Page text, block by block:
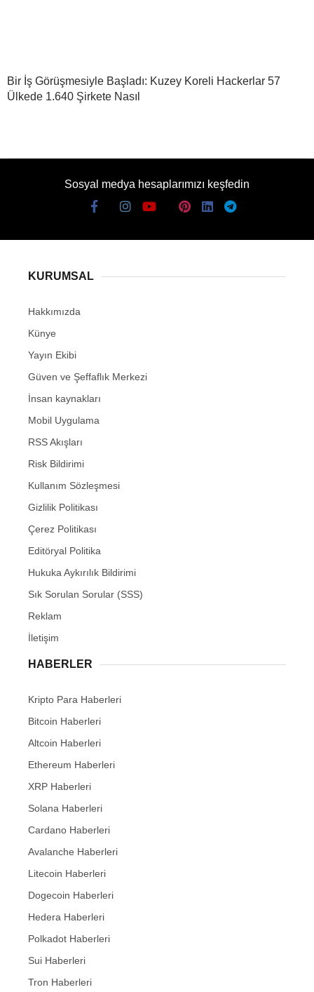
Bir İş Görüşmesiyle Başladı: Kuzey Koreli Hackerlar 57
Ülkede 1.640 Şirkete Nasıl
Sosyal medya hesaplarımızı keşfedin
KURUMSAL
Hakkımızda
Künye
Yayın Ekibi
Güven ve Şeffaflık Merkezi
İnsan kaynakları
Mobil Uygulama
RSS Akışları
Risk Bildirimi
Kullanım Sözleşmesi
Gizlilik Politikası
Çerez Politikası
Editöryal Politika
Hukuka Aykırılık Bildirimi
Sık Sorulan Sorular (SSS)
Reklam
İletişim
HABERLER
Kripto Para Haberleri
Bitcoin Haberleri
Altcoin Haberleri
Ethereum Haberleri
XRP Haberleri
Solana Haberleri
Cardano Haberleri
Avalanche Haberleri
Litecoin Haberleri
Dogecoin Haberleri
Hedera Haberleri
Polkadot Haberleri
Sui Haberleri
Tron Haberleri